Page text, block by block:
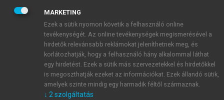
JELSZÓ
JELSZÓ ÚJRA
Kérek értesítést a MeRSZ újdonságairól, akcióiról.
Kérek értesítést az Akadémiai Kiadó Zrt. újdonságairól,
MARKETING
Ezek a sütik nyomon követik a felhasználó online
tevékenységét. Az online tevékenységek megismerésével a
hirdetők relevánsabb reklámokat jeleníthetnek meg, és
korlátozhatják, hogy a felhasználó hány alkalommal láthat
egy hirdetést. Ezek a sütik más szervezetekkel és hirdetőkkel
is megoszthatják ezeket az információkat. Ezek állandó sütik,
amelyek szinte mindig egy harmadik féltől származnak.
↓ 2 szolgáltatás